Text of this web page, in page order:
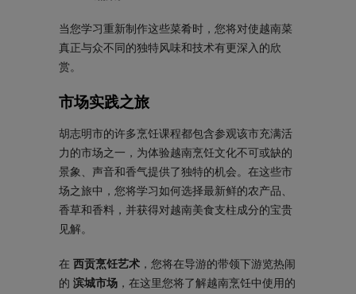
当您学习重新制作这些菜肴时，您将对使越南菜
真正与众不同的独特风味和技术有更深入的欣
赏。
市场实践之旅
胡志明市的许多烹饪课程都包含参观该市充满活
力的市场之一，为体验越南烹饪文化不可或缺的
景象、声音和香气提供了独特的机会。在这些市
场之旅中，您将学习如何选择最新鲜的农产品、
香草和香料，并获得对越南美食支柱成分的宝贵
见解。
在 西贡烹饪艺术 ，您将在导游的带领下游览热闹
的 滨城市场 ，在这里您将了解越南烹饪中使用的